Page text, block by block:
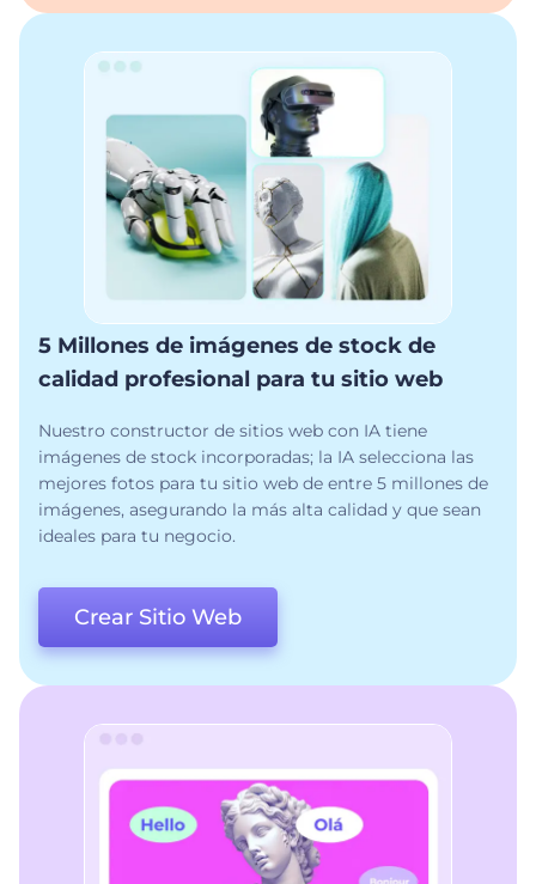
5 Millones de imágenes de stock de
calidad profesional para tu sitio web
Nuestro constructor de sitios web con IA tiene
imágenes de stock incorporadas; la IA selecciona las
mejores fotos para tu sitio web de entre 5 millones de
imágenes, asegurando la más alta calidad y que sean
ideales para tu negocio.
Crear Sitio Web